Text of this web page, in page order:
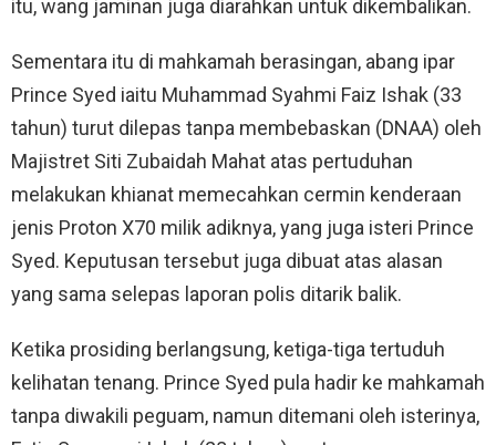
itu, wang jaminan juga diarahkan untuk dikembalikan.
Sementara itu di mahkamah berasingan, abang ipar
Prince Syed iaitu Muhammad Syahmi Faiz Ishak (33
tahun) turut dilepas tanpa membebaskan (DNAA) oleh
Majistret Siti Zubaidah Mahat atas pertuduhan
melakukan khianat memecahkan cermin kenderaan
jenis Proton X70 milik adiknya, yang juga isteri Prince
Syed. Keputusan tersebut juga dibuat atas alasan
yang sama selepas laporan polis ditarik balik.
Ketika prosiding berlangsung, ketiga-tiga tertuduh
kelihatan tenang. Prince Syed pula hadir ke mahkamah
tanpa diwakili peguam, namun ditemani oleh isterinya,